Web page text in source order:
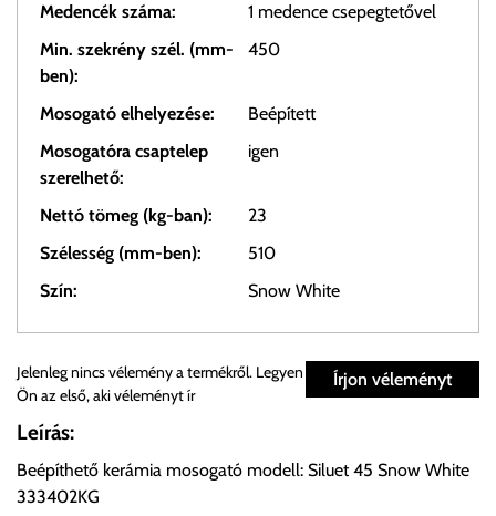
Medencék száma:
1 medence csepegtetővel
Min. szekrény szél. (mm-
ben):
450
Mosogató elhelyezése:
Beépített
Mosogatóra csaptelep
szerelhető:
igen
Nettó tömeg (kg-ban):
23
Szélesség (mm-ben):
510
Szín:
Snow White
Személyes átvétel:
Önnek lehetősége van rendelését a beérkezést követően
ingyenesen átvenni Budapesti Cégcsoportunk Stúdiójában
előre egyeztetett időpontban.
Írjon véleményt
Jelenleg nincs vélemény a termékről. Legyen
Ön az első, aki véleményt ír
Leírás:
Beépíthető kerámia mosogató modell: Siluet 45 Snow White
333402KG